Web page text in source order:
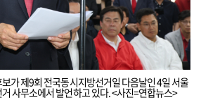
가 제9회 전국동시지방선거일 다음날인 4일 서울
사무소에서 발언하고 있다. <사진=연합뉴스>